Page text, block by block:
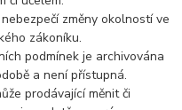
změny okolností ve
zákoníku.
podmínek je archivována
a není přístupná.
prodávající měnit či